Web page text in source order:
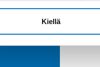
Kiellä